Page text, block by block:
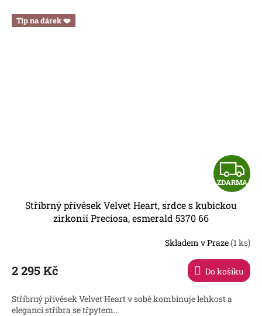
Tip na dárek ❤️
Z
D
R
ZDARMA
Stříbrný přívěsek Velvet Heart, srdce s kubickou
zirkonií Preciosa, esmerald 5370 66
Skladem v Praze(1 ks)
2 295 Kč Do košíku
Stříbrný přívěsek Velvet Heart v sobě kombinuje lehkost a
eleganci stříbra se třpytem...